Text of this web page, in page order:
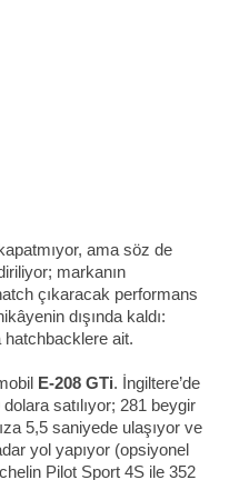
ama söz de
markanın
çıkaracak performans
dışında kaldı:
hatchbacklere ait.
E-208 GTi. İngiltere’de
satılıyor; 281 beygir
5,5 saniyede ulaşıyor ve
yol yapıyor (opsiyonel
Pilot Sport 4S ile 352